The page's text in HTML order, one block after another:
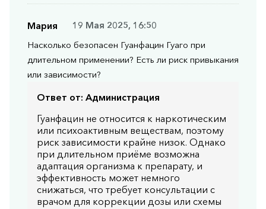
Мария
19 Мая 2025, 16:50
Насколько безопасен Гуанфацин Гуаго при
длительном применении? Есть ли риск привыкания
или зависимости?
Ответ от: Администрация
Гуанфацин не относится к наркотическим
или психоактивным веществам, поэтому
риск зависимости крайне низок. Однако
при длительном приёме возможна
адаптация организма к препарату, и
эффективность может немного
снижаться, что требует консультации с
врачом для коррекции дозы или схемы